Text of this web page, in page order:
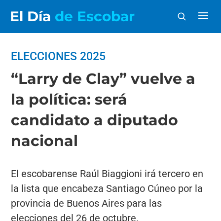
El Día de Escobar
ELECCIONES 2025
“Larry de Clay” vuelve a
la política: será
candidato a diputado
nacional
El escobarense Raúl Biaggioni irá tercero en
la lista que encabeza Santiago Cúneo por la
provincia de Buenos Aires para las
elecciones del 26 de octubre.